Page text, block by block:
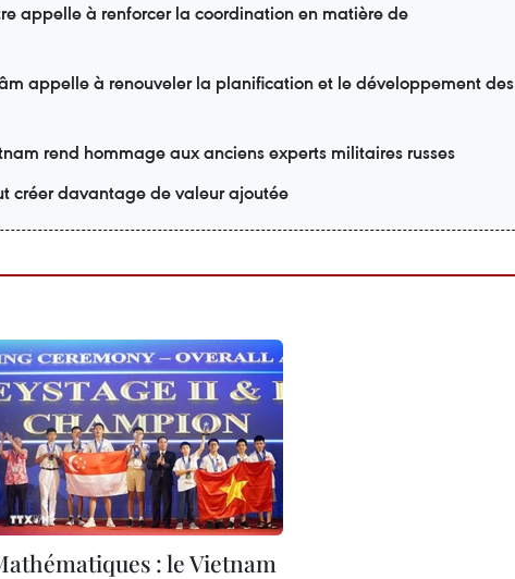
appelle à renforcer la coordination en matière de
appelle à renouveler la planification et le développement des
rend hommage aux anciens experts militaires russes
créer davantage de valeur ajoutée
: le Vietnam